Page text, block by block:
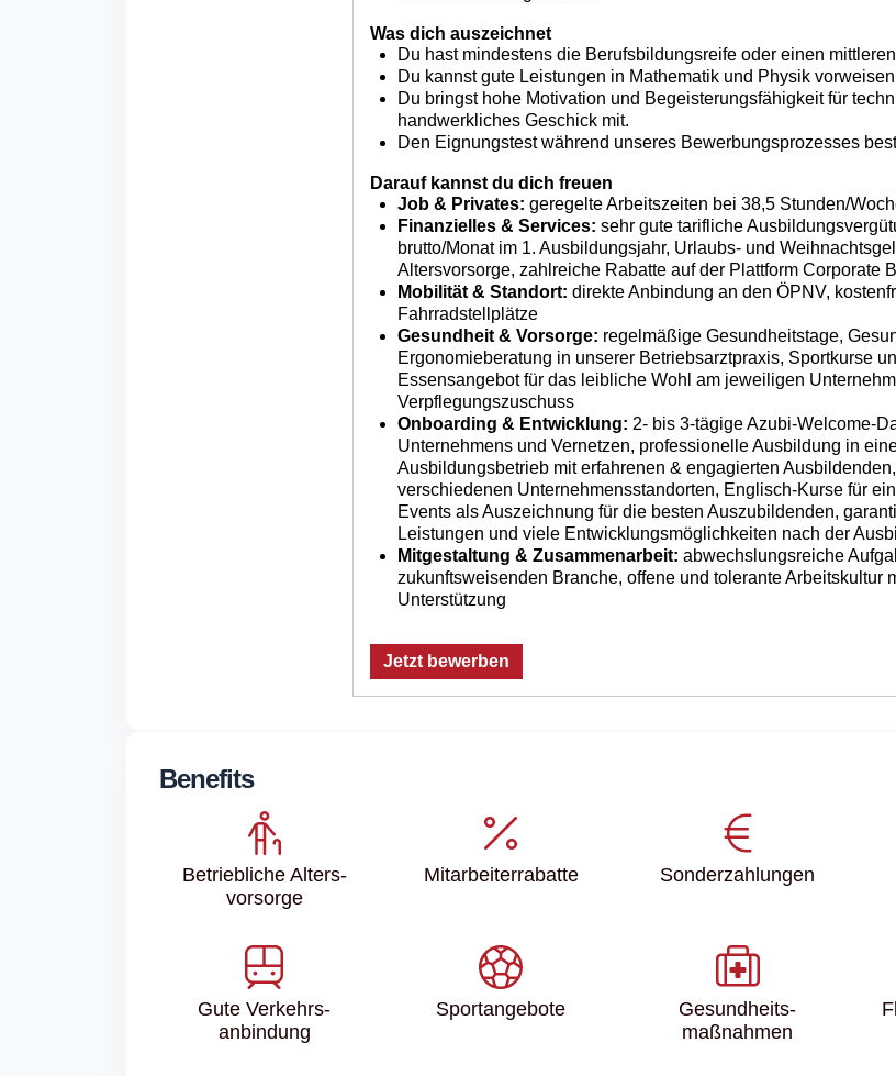
Was dich auszeichnet
Du hast mindestens die Berufsbildungsreife oder einen
Du kannst gute Leistungen in Mathematik und Physik
Du bringst hohe Motivation und Begeisterungsfähigkeit für
handwerkliches Geschick mit.
Den Eignungstest während unseres Bewerbungsprozesses
Darauf kannst du dich freuen
Job & Privates: geregelte Arbeitszeiten bei 38,5 Stunden/
Finanzielles & Services: sehr gute tarifliche
brutto/Monat im 1. Ausbildungsjahr, Urlaubs- und
Altersvorsorge, zahlreiche Rabatte auf der Plattform Corporate
Mobilität & Standort: direkte Anbindung an den ÖPNV,
Fahrradstellplätze
Gesundheit & Vorsorge: regelmäßige Gesundheitstage,
Ergonomieberatung in unserer Betriebsarztpraxis, Sportkurse
Essensangebot für das leibliche Wohl am jeweiligen
Verpflegungszuschuss
Onboarding & Entwicklung: 2- bis 3-tägige Azubi-Welcome-
Unternehmens und Vernetzen, professionelle Ausbildung in
Ausbildungsbetrieb mit erfahrenen & engagierten
verschiedenen Unternehmensstandorten, Englisch-Kurse für
Events als Auszeichnung für die besten Auszubildenden,
Leistungen und viele Entwicklungsmöglichkeiten nach der
Mitgestaltung & Zusammenarbeit: abwechslungsreiche
zukunftsweisenden Branche, offene und tolerante Arbeitskultur
Unterstützung
Jetzt bewerben
Benefits
Betriebliche Alters­
vorsorge
Mitarbeiter­rabatte Sonder­zahlungen
Gute Verkehrs­
anbindung
Sport­angebote
Gesundheits­
maßnahmen